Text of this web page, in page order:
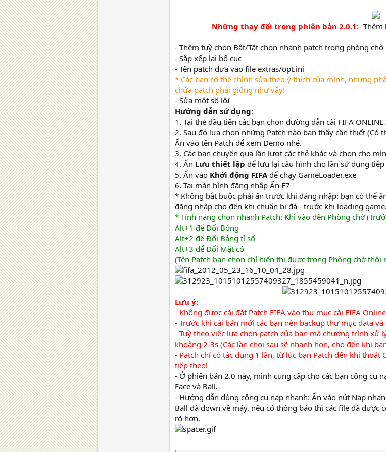
Những thay đổi trong phiên bản 2.0.1:- Thêm
- Thêm tuỳ chọn Bật/Tắt chọn nhanh patch trong phòng chờ
- Sắp xếp lại bố cục
- Tên patch đưa vào file extras/opt.ini
* Các bạn có thể chỉnh sửa theo ý thích của mình, nhưng
chứa patch phải giống như vậy!
- Sửa một số lỗi
Hướng dẫn sử dụng:
1. Tại thẻ đầu tiên các bạn chọn đường dẫn cài FIFA ONLINE
2. Sau đó lựa chọn những Patch nào bạn thấy cần thiết (Có
Ấn vào tên Patch để xem Demo nhé.
3. Các bạn chuyển qua lần lượt các thẻ khác và chọn cho
4. Ấn Lưu thiết lập để lưu lại cấu hình cho lần sử dụng tiếp
5. Ấn vào Khởi động FIFAđể chạy GameLoader.exe
6. Tại màn hình đăng nhập Ấn F7
* Không bắt buộc phải ấn trước khi đăng nhập: bạn có thể
đăng nhập cho đến khi chuẩn bị đá - trước khi loading game.
* Tính năng chọn nhanh Patch: Khi vào đến Phòng chờ
Alt+1 để Đổi Bóng
Alt+2 để Đổi Bảng tỉ số
Alt+3 để Đổi Mặt cỏ
(Tên Patch bạn chọn chỉ hiển thị được trong Phòng chờ thôi
Lưu ý:
- Không được cài đặt Patch FIFA vào thư mục cài FIFA
- Trước khi cài bản mới các bạn nên backup thư mục data và
- Tuỳ theo việc lựa chọn patch của bạn mà chương trình xử
khoảng 2-3s (Các lần chơi sau sẽ nhanh hơn, cho đến khi
- Patch chỉ có tác dụng 1 lần, từ lúc bạn Patch đến khi
tiếp theo!
- Ở phiên bản 2.0 này, mình cung cấp cho các bạn công cụ
Face và Ball.
- Hướng dẫn dùng công cụ nạp nhanh: Ấn vào nút Nạp
Ball đã down về máy, nếu có thông báo thì các file đã được
rõ hơn.